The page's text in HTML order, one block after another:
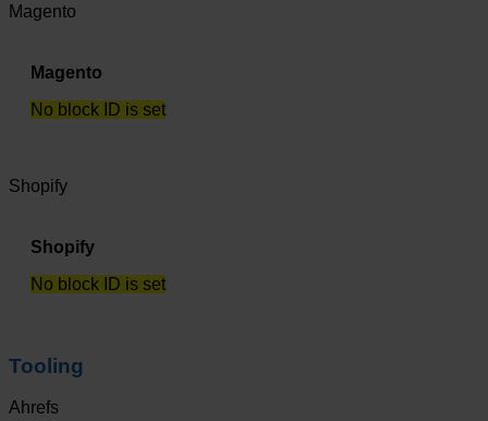
Magento
Magento
No block ID is set
Shopify
Shopify
No block ID is set
Tooling
Ahrefs